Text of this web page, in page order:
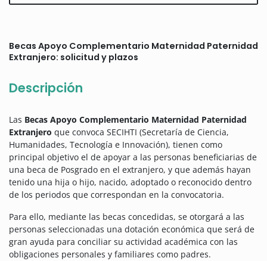
Becas Apoyo Complementario Maternidad Paternidad
Extranjero: solicitud y plazos
Descripción
Las Becas Apoyo Complementario Maternidad Paternidad
Extranjero que convoca SECIHTI (Secretaría de Ciencia,
Humanidades, Tecnología e Innovación), tienen como
principal objetivo el de apoyar a las personas beneficiarias de
una beca de Posgrado en el extranjero, y que además hayan
tenido una hija o hijo, nacido, adoptado o reconocido dentro
de los periodos que correspondan en la convocatoria.
Para ello, mediante las becas concedidas, se otorgará a las
personas seleccionadas una dotación económica que será de
gran ayuda para conciliar su actividad académica con las
obligaciones personales y familiares como padres.